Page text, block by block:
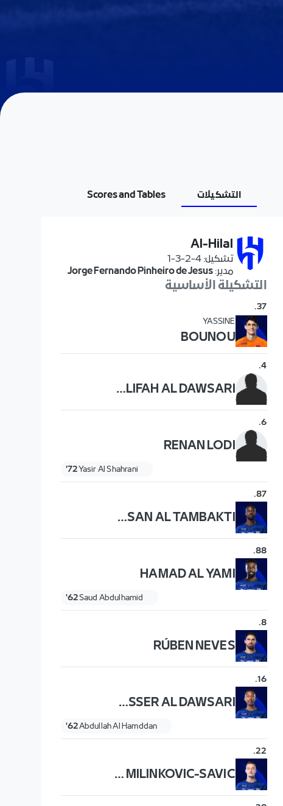
التشكيلات Scores and Tables
Al-Hilal
تشكيل:
4-2-3-1
مدير:
Jorge Fernando Pinheiro de Jesus
التشكيلة الأساسية
37
.
YASSINE
BOUNOU
4
.
KHALIFAH AL DAWSARI
6
.
RENAN LODI
Yasir Al Shahrani
72'
87
.
HASSAN AL TAMBAKTI
88
.
HAMAD AL YAMI
Saud Abdulhamid
62'
8
.
RÚBEN NEVES
16
.
NASSER AL DAWSARI
Abdullah Al Hamddan
62'
22
.
SERGEJ MILINKOVIC-SAVIC